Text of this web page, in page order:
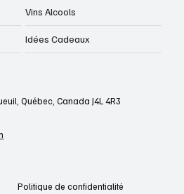
Vins Alcools
Idées Cadeaux
Québec, Canada J4L 4R3
Politique de confidentialité